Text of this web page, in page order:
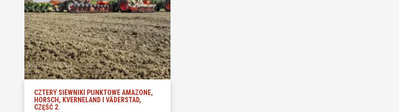
CZTERY SIEWNIKI PUNKTOWE AMAZONE,
HORSCH, KVERNELAND I VÄDERSTAD,
CZĘŚĆ 2.